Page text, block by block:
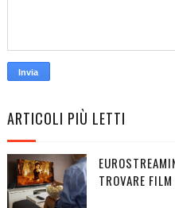
ARTICOLI PIÙ LETTI
TROVARE